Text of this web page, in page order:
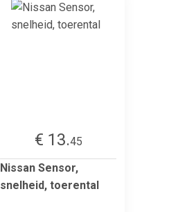
€ 13.45
Nissan Sensor,
snelheid, toerental